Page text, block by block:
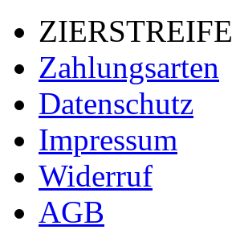
Zahlungsarten
Datenschutz
Impressum
Widerruf
AGB